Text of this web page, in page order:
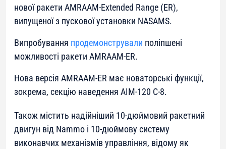
нової ракети AMRAAM-Extended Range (ER),
випущеної з пускової установки NASAMS.
Випробування продемонстрували поліпшені
можливості ракети AMRAAM-ER.
Нова версія AMRAAM-ER має новаторські функції,
зокрема, секцію наведення AIM-120 C-8.
Також містить надійніший 10-дюймовий ракетний
двигун від Nammo і 10-дюймову систему
виконавчих механізмів управління, відому як